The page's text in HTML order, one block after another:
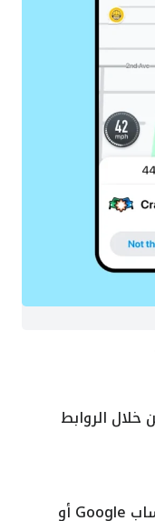
خلال الروابط
يمكنك تسجيل الدخول باستخدام حساب Google أو